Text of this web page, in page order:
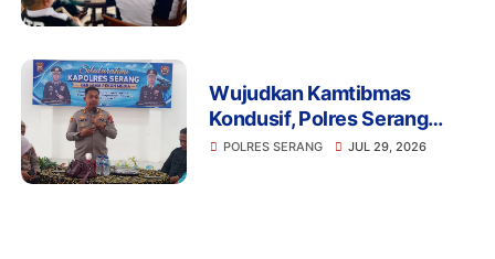
Wujudkan Kamtibmas
Kondusif, Polres Serang
Gelar Silaturahmi Strategis
POLRES SERANG JUL 29, 2026